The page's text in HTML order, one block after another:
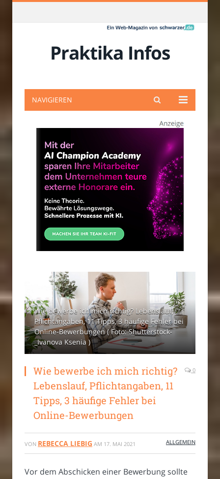
Praktika Infos
NAVIGIEREN
Wie bewerbe ich mich richtig? Lebenslauf,
Pflichtangaben, 11 Tipps, 3 häufige Fehler bei
Online-Bewerbungen ( Foto: Shutterstock-
_Ivanova Ksenia )
Wie bewerbe ich mich richtig?
Lebenslauf, Pflichtangaben, 11
Tipps, 3 häufige Fehler bei
Online-Bewerbungen
0
VON REBECCA LIEBIG AM 17. MAI 2021 ALLGEMEIN
Vor dem Abschicken einer Bewerbung sollte